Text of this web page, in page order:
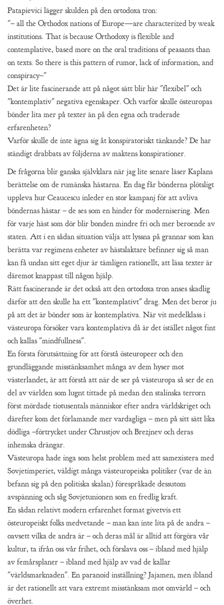
Patapievici lägger skulden på den ortodoxa tron:
"– all the Orthodox nations of Europe—are characterized by weak
institutions. That is because Orthodoxy is flexible and
contemplative, based more on the oral traditions of peasants than
on texts. So there is this pattern of rumor, lack of information, and
conspiracy–"
Det är lite fascinerande att på något sätt blir här "flexibel" och
"kontemplativ" negativa egenskaper. Och varför skulle östeuropas
bönder lita mer på texter än på den egna och traderade
erfarenheten?
Varför skulle de inte ägna sig åt konspiratoriskt tänkande? De har
ständigt drabbats av följderna av maktens konspirationer.
De frågorna blir ganska självklara när jag lite senare läser Kaplans
berättelse om de rumänska hästarna. En dag får bönderna plötsligt
uppleva hur Ceaucescu inleder en stor kampanj för att avliva
böndernas hästar – de ses som en hinder för modernisering. Men
för varje häst som dör blir bonden mindre fri och mer beroende av
staten. Att i en sådan situation välja att lyssna på grannar som kan
berätta var regimens enheter av hästslaktare befinner sig så man
kan få undan sitt eget djur är tämligen rationellt, att läsa texter är
däremot knappast till någon hjälp.
Rätt fascinerande är det också att den ortodoxa tron anses skadlig
därför att den skulle ha ett "kontemplativt" drag. Men det beror ju
på att det är bönder som är kontemplativa. När vit medelklass i
västeuropa försöker vara kontemplativa då är det istället något fint
och kallas "mindfullness".
En första förutsättning för att förstå östeuropeer och den
grundläggande misstänksamhet många av dem hyser mot
västerlandet, är att förstå att när de ser på västeuropa så ser de en
del av världen som lugnt tittade på medan den stalinska terrorn
först mördade tiotusentals människor efter andra världskriget och
därefter kom det förlamande mer vardagliga – men på sitt sätt lika
dödliga –förtrycket under Chrustjov och Brezjnev och deras
inhemska drängar.
Västeuropa hade inga som helst problem med att samexistera med
Sovjetimperiet, väldigt många västeuropeiska politiker (var de än
befann sig på den politiska skalan) förespråkade dessutom
avspänning och såg Sovjetunionen som en fredlig kraft.
En sådan relativt modern erfarenhet format givetvis ett
östeuropeiskt folks medvetande – man kan inte lita på de andra –
oavsett vilka de andra är – och deras mål är alltid att förgöra vår
kultur, ta ifrån oss vår frihet, och förslava oss – ibland med hjälp
av femårsplaner – ibland med hjälp av vad de kallar
"världsmarknaden". En paranoid inställning? Jajamen, men ibland
är det rationellt att vara extremt misstänksam mot omvärld – och
överhet.